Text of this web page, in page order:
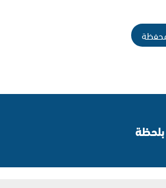
بلحظة